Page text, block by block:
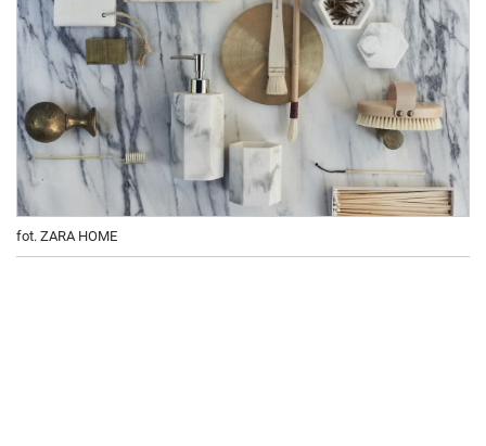
fot. ZARA HOME